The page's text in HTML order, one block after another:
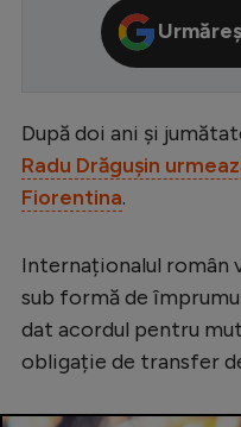
CM 2026
LaLiga
Starurile
EURO
După doi ani și
Radu Drăgușin
Fiorentina.
Internaționalul român
sub formă de
dat acordul pentru
obligație de transfer